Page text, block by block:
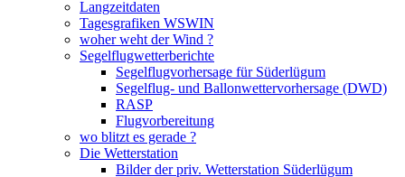
Langzeitdaten
Tagesgrafiken WSWIN
woher weht der Wind ?
Segelflugwetterberichte
Segelflugvorhersage für Süderlügum
Segelflug- und Ballonwettervorhersage (DWD)
RASP
Flugvorbereitung
wo blitzt es gerade ?
Die Wetterstation
Bilder der priv. Wetterstation Süderlügum